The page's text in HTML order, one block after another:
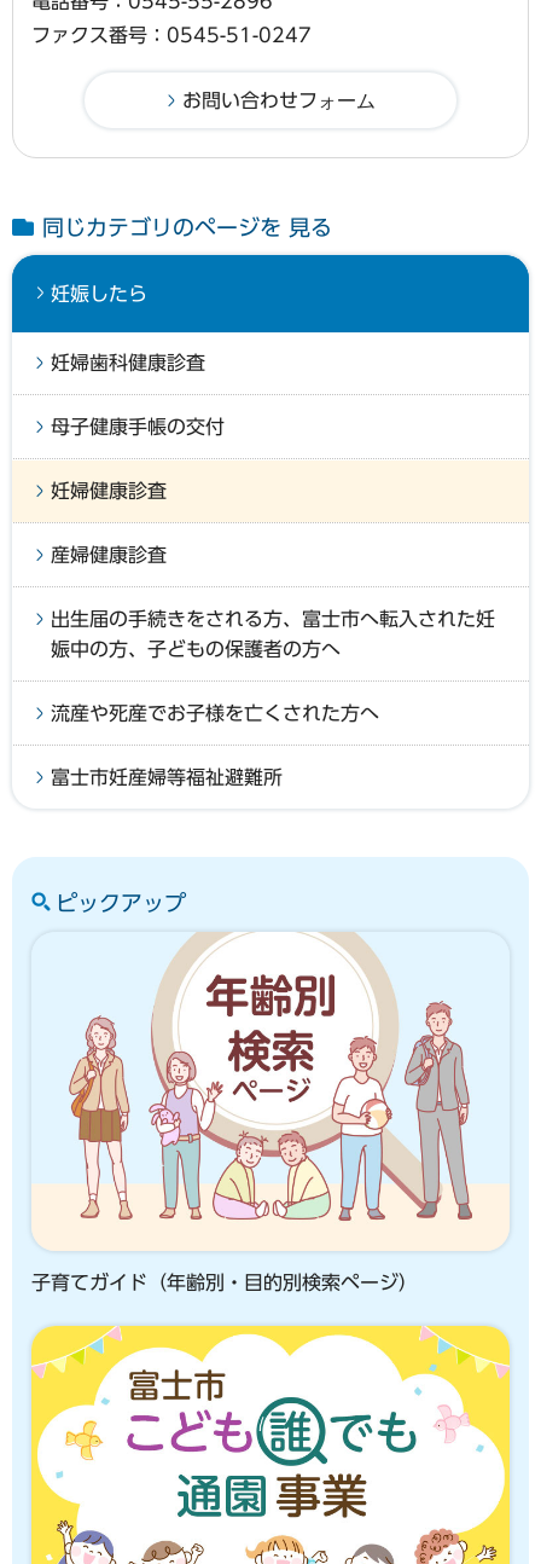
ファクス番号：0545-51-0247
同じカテゴリのページを 見る
妊娠したら
妊婦歯科健康診査
母子健康手帳の交付
妊婦健康診査
産婦健康診査
出生届の手続きをされる方、富士市へ転入された妊
娠中の方、子どもの保護者の方へ
流産や死産でお子様を亡くされた方へ
富士市妊産婦等福祉避難所
ピックアップ
子育てガイド（年齢別・目的別検索ページ）